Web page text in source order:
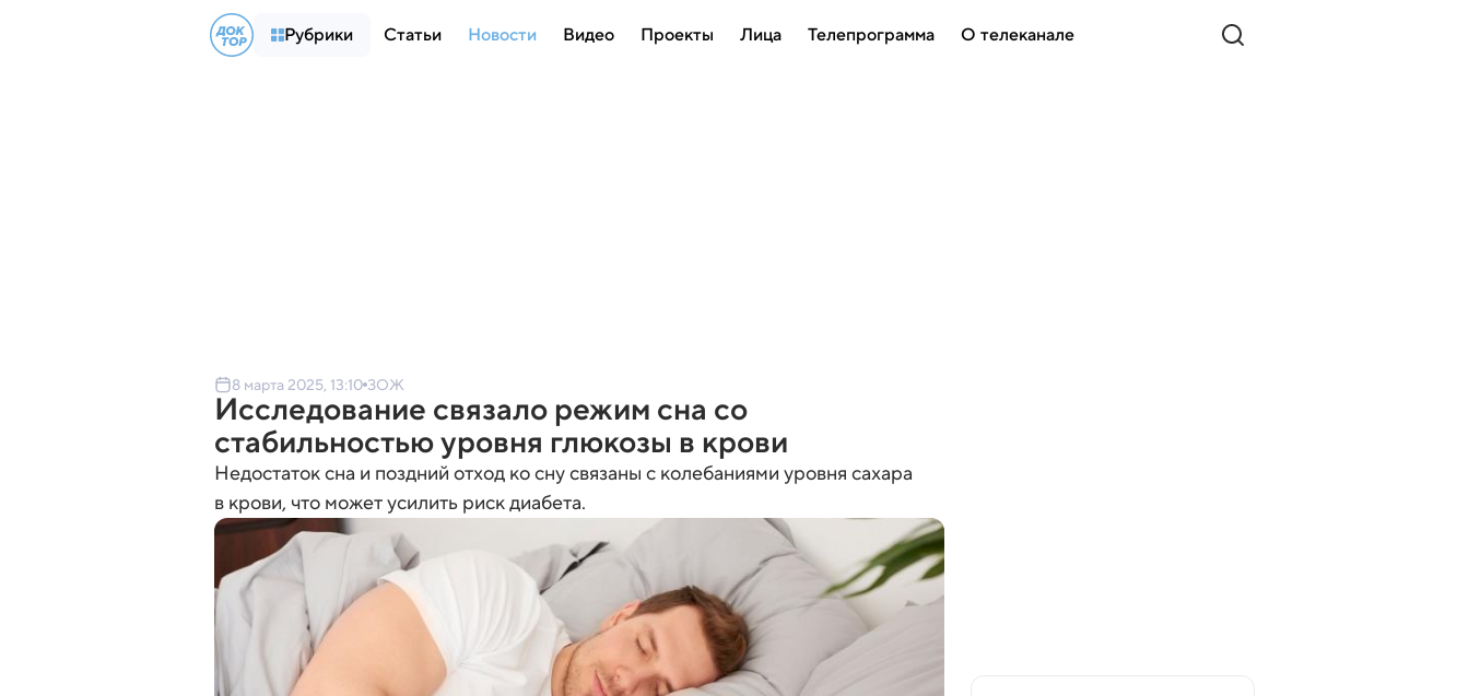
Рубрики Статьи Новости Видео Проекты Лица Телепрограмма О телеканале
8 марта 2025, 13:10 ЗОЖ
Исследование связало режим сна со
стабильностью уровня глюкозы в крови
Недостаток сна и поздний отход ко сну связаны с колебаниями уровня сахара
в крови, что может усилить риск диабета.